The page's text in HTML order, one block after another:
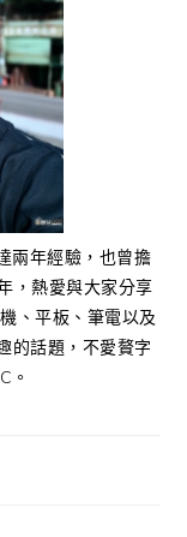
兩年經驗，也曾擔
，熱愛與大家分享
、平板、筆電以及
的話題，不愛贅字
。